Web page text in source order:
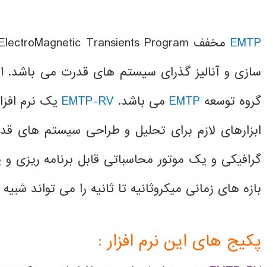
EMTP مخفف ElectroMagnetic TransientsProgram می باشد.
گروه توسعه EMTP می باشد.EMTP-RV یک نرم
ابزارهای لازم برای تحلیل و طراحی سیستم های
گرافیکی و یک موتور محاسباتی قابل برنامه
بازه های زمانی میکروثانیه تا ثانیه را می تواند
پکیج های این نرم افزار :